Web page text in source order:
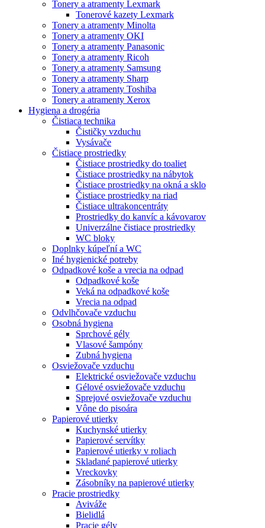
Tonery a atramenty Lexmark
Tonerové kazety Lexmark
Tonery a atramenty Minolta
Tonery a atramenty OKI
Tonery a atramenty Panasonic
Tonery a atramenty Ricoh
Tonery a atramenty Samsung
Tonery a atramenty Sharp
Tonery a atramenty Toshiba
Tonery a atramenty Xerox
Hygiena a drogéria
Čistiaca technika
Čističky vzduchu
Vysávače
Čistiace prostriedky
Čistiace prostriedky do toaliet
Čistiace prostriedky na nábytok
Čistiace prostriedky na okná a sklo
Čistiace prostriedky na riad
Čistiace ultrakoncentráty
Prostriedky do kanvíc a kávovarov
Univerzálne čistiace prostriedky
WC bloky
Doplnky kúpeľní a WC
Iné hygienické potreby
Odpadkové koše a vrecia na odpad
Odpadkové koše
Veká na odpadkové koše
Vrecia na odpad
Odvlhčovače vzduchu
Osobná hygiena
Sprchové gély
Vlasové šampóny
Zubná hygiena
Osviežovače vzduchu
Elektrické osviežovače vzduchu
Gélové osviežovače vzduchu
Sprejové osviežovače vzduchu
Vône do pisoára
Papierové utierky
Kuchynské utierky
Papierové servítky
Papierové utierky v roliach
Skladané papierové utierky
Vreckovky
Zásobníky na papierové utierky
Pracie prostriedky
Aviváže
Bielidlá
Pracie gély